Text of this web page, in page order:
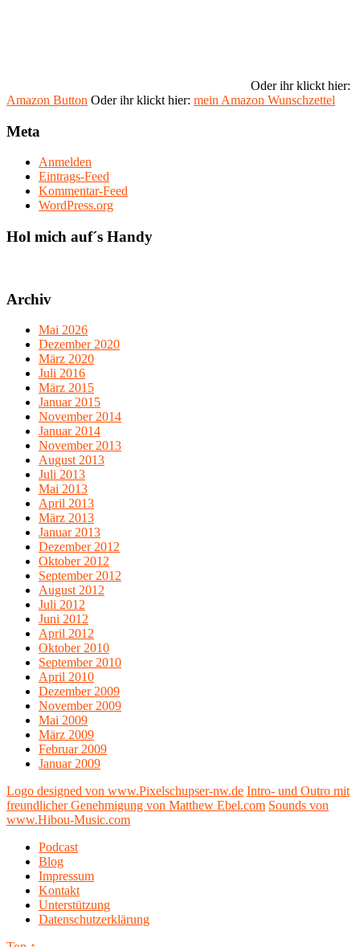
Oder ihr klickt hier:
Amazon Button Oder ihr klickt hier: mein Amazon Wunschzettel
Meta
Anmelden
Eintrags-Feed
Kommentar-Feed
WordPress.org
Hol mich auf´s Handy
Archiv
Mai 2026
Dezember 2020
März 2020
Juli 2016
März 2015
Januar 2015
November 2014
Januar 2014
November 2013
August 2013
Juli 2013
Mai 2013
April 2013
März 2013
Januar 2013
Dezember 2012
Oktober 2012
September 2012
August 2012
Juli 2012
Juni 2012
April 2012
Oktober 2010
September 2010
April 2010
Dezember 2009
November 2009
Mai 2009
März 2009
Februar 2009
Januar 2009
Logo designed von www.Pixelschupser-nw.de Intro- und Outro mit
freundlicher Genehmigung von Matthew Ebel.com Sounds von
www.Hibou-Music.com
Podcast
Blog
Impressum
Kontakt
Unterstützung
Datenschutzerklärung